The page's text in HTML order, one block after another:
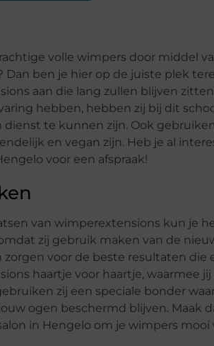
volle wimpers door middel
Dan ben je hier op de juiste plek
aan die lang zullen blijven
hebben, hebben zij bij dit
dienst te kunnen zijn. Ook
en vegan zijn. Heb je al
voor een afspraak!
van wimperextensions kun je
zij gebruik maken van de
zorgen voor de beste resultaten die
haartje voor haartje, waarmee
zij een speciale bonder
ogen beschermd blijven. Maak
in Hengelo om je wimpers mooi